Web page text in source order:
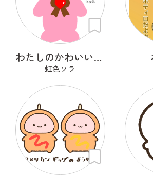
わたしのかわいいせかい
虹色ソラ